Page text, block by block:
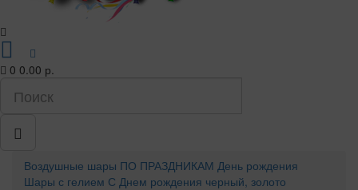
0 0.00 р.
Воздушные шары ПО ПРАЗДНИКАМ День рождения
Шары с гелием С Днем рождения черный, золото